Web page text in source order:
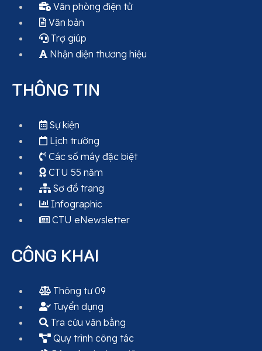
Văn phòng điện tử
Văn bản
Trợ giúp
Nhận diện thương hiệu
THÔNG TIN
Sự kiện
Lịch trường
Các số máy đặc biệt
CTU 55 năm
Sơ đồ trang
Infographic
CTU eNewsletter
CÔNG KHAI
Thông tư 09
Tuyển dụng
Tra cứu văn bằng
Quy trình công tác